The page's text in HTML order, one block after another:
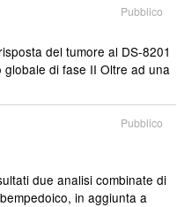
Pubblico
del tumore al DS-8201
di fase II Oltre ad una
Pubblico
due analisi combinate di
in aggiunta a